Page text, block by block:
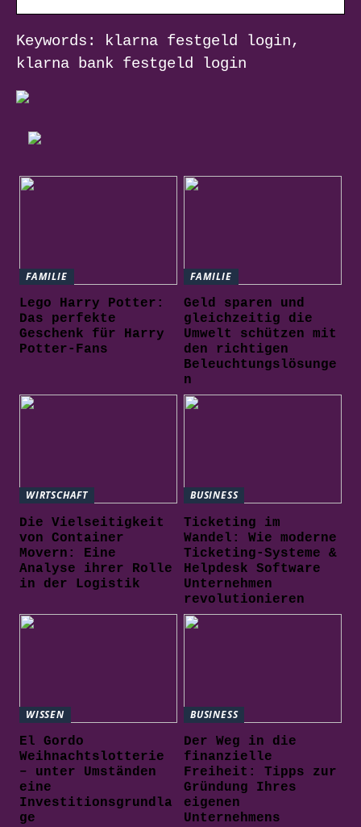
Keywords: klarna festgeld login,
klarna bank festgeld login
FAMILIE
Lego Harry Potter:
Das perfekte
Geschenk für Harry
Potter-Fans
FAMILIE
Geld sparen und
gleichzeitig die
Umwelt schützen mit
den richtigen
Beleuchtungslösunge
n
WIRTSCHAFT
Die Vielseitigkeit
von Container
Movern: Eine
Analyse ihrer Rolle
in der Logistik
BUSINESS
Ticketing im
Wandel: Wie moderne
Ticketing-Systeme &
Helpdesk Software
Unternehmen
revolutionieren
WISSEN
El Gordo
Weihnachtslotterie
– unter Umständen
eine
Investitionsgrundla
ge
BUSINESS
Der Weg in die
finanzielle
Freiheit: Tipps zur
Gründung Ihres
eigenen
Unternehmens